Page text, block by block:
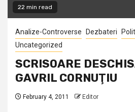
22 min read
Analize-Controverse Dezbateri
Uncategorized
SCRISOARE
GAVRIL CORNUŢIU
February 4, 2011 Editor